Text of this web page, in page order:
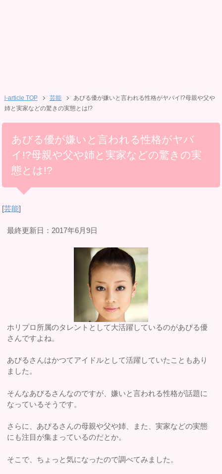
i-article TOP 芸能
あびる優が嫌いと言われる性格がヤバイ!?母親や父や
姉と実家などの驚きの実態とは!?
あびる優が嫌いと言われる性格がヤバ
イ!?母親や父や姉と実家などの驚きの実
態とは!?
[芸能]
最終更新日：2017年6月9日
ホリプロ所属のタレントとして大活躍しているのがあびる優
さんですよね。
あびるさんはかつてアイドルとして活躍していたこともあり
ました。
そんなあびるさんなのですが、嫌いと言われる性格が話題に
なっているそうです。
さらに、あびるさんの母親や父や姉、また、実家などの実態
にも注目が集まっているのだとか。
そこで、ちょっと気になったので調べてみました。